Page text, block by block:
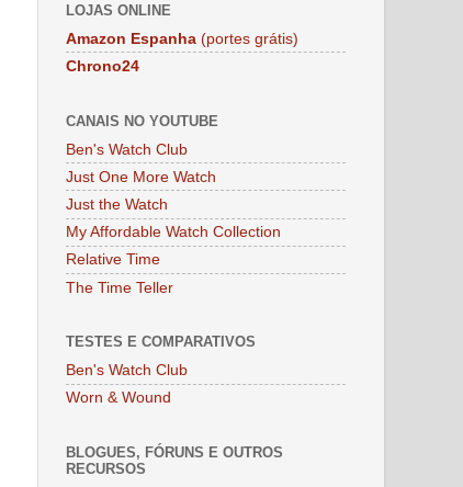
LOJAS ONLINE
Amazon Espanha (portes grátis)
Chrono24
CANAIS NO YOUTUBE
Ben's Watch Club
Just One More Watch
Just the Watch
My Affordable Watch Collection
Relative Time
The Time Teller
TESTES E COMPARATIVOS
Ben's Watch Club
Worn & Wound
BLOGUES, FÓRUNS E OUTROS
RECURSOS